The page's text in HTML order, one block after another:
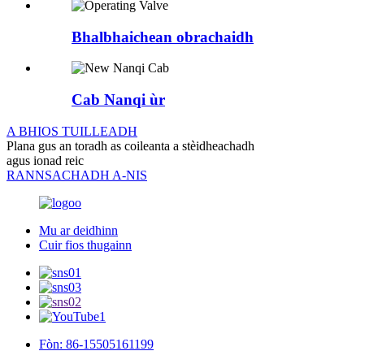
Bhalbhaichean obrachaidh
Cab Nanqi ùr
A BHIOS TUILLEADH
Plana gus an toradh as coileanta a stèidheachadh
agus ionad reic
RANNSACHADH A-NIS
Mu ar deidhinn
Cuir fios thugainn
Fòn: 86-15505161199